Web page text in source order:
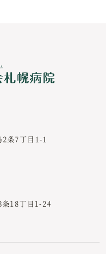
条7丁目1-1
18丁目1-24